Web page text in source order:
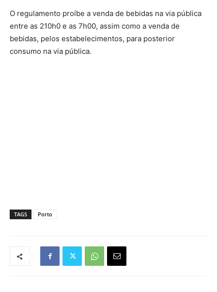
O regulamento proíbe a venda de bebidas na via pública
entre as 210h0 e as 7h00, assim como a venda de
bebidas, pelos estabelecimentos, para posterior
consumo na via pública.
TAGS Porto